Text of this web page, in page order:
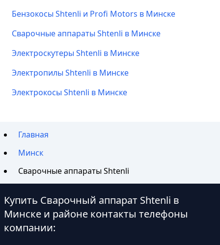
Бензокосы Shtenli и Profi Motors в Минске
Сварочные аппараты Shtenli в Минске
Электроскутеры Shtenli в Минске
Электропилы Shtenli в Минске
Электрокосы Shtenli в Минске
Главная
Минск
Сварочные аппараты Shtenli
Купить Сварочный аппарат Shtenli в
Минске и районе контакты телефоны
компании: